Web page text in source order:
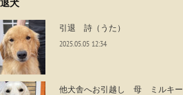
引退 詩（うた）
2025.05.05 12:34
他犬舎へお引越し 母 ミルキー